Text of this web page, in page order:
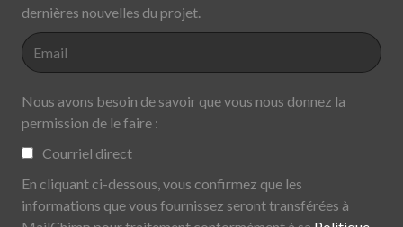
dernières nouvelles du projet.
Nous avons besoin de savoir que vous nous donnez la
permission de le faire :
Courriel direct
En cliquant ci-dessous, vous confirmez que les
informations que vous fournissez seront transférées à